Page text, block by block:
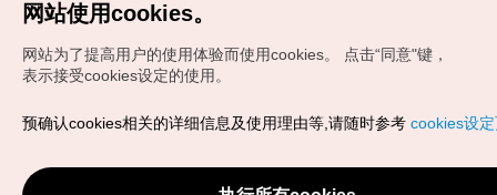
Copyrights (c) 韩国旅游发展局版权所有
VISITKOREA官方邮箱
chnsim@knto.or.kr
网站使用cookies。
网站为了提高用户的使用体验而使用cookies。
点击“同意"键，
表示接受cookies设定的使用。
预确认cookies相关的详细信息及使用理由等,请随时参考 cookies设